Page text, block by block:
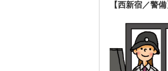
【西新宿／警